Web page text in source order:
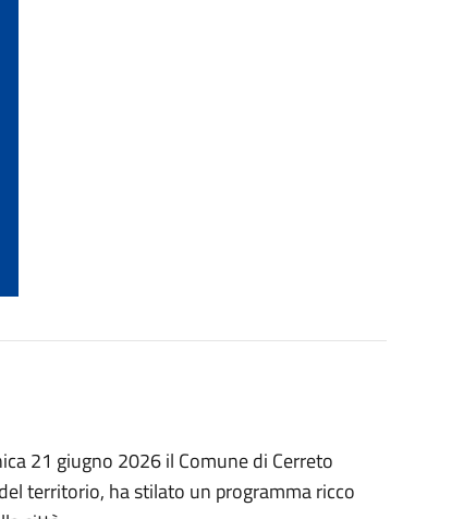
21 giugno 2026 il Comune di Cerreto
territorio, ha stilato un programma ricco